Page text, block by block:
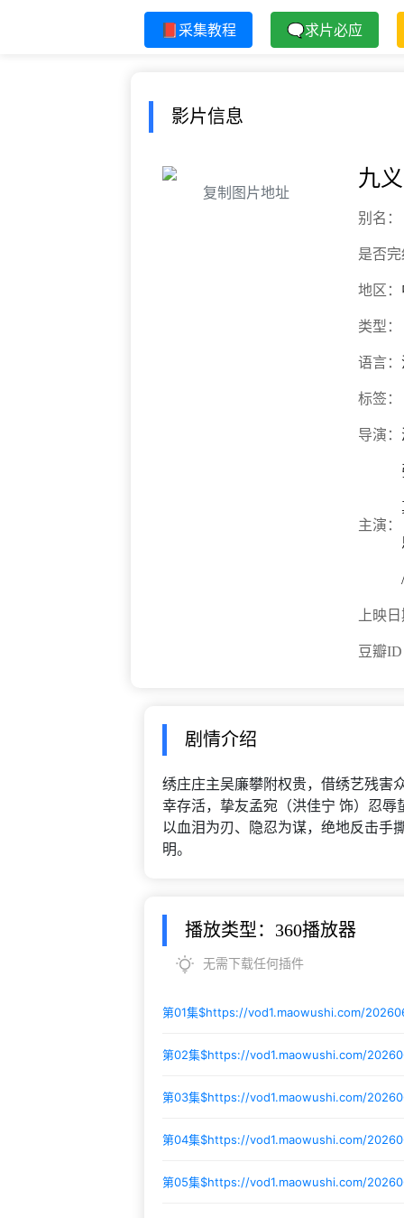
📕采集教程 🗨求片必应
影片信息
复制图片地址
九
别名：
是否
地区：
类型：
语言：
标签：
导演：
主演：
上映
豆瓣
剧情介绍
绣庄庄主吴廉攀附权贵，借绣艺残害
幸存活，挚友孟宛（洪佳宁 饰）忍
以血泪为刃、隐忍为谋，绝地反击手
明。
播放类型：360播放器
无需下载任何插件
第01集$https://vod1.maowushi.com/
第02集$https://vod1.maowushi.com/
第03集$https://vod1.maowushi.com/
第04集$https://vod1.maowushi.com/
第05集$https://vod1.maowushi.com/